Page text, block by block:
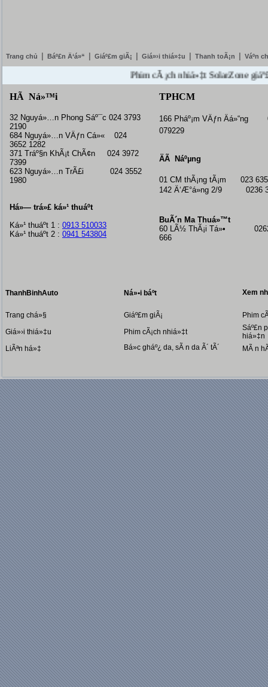
Trang chủ Báº£n Ä‘á»“ Giáº£m giÃ¡ Giá»›i thiá»‡u Thanh toÃ¡n Váº­n
Phim cÃ¡ch nhiá»‡t SolarZone giáº£m
HÃ Ná»™i
32 Nguyá»…n Phong Sáº¯c 024 3793
2190
684 Nguyá»…n VÄƒn Cá»« 024
3652 1282
371 Tráº§n KhÃ¡t ChÃ¢n 024 3972
7399
623 Nguyá»…n TrÃ£i 024 3552
1980
Há»— trá»£ ká»¹ thuáº­t
Ká»¹ thuáº­t 1 : 0913 510033
Ká»¹ thuáº­t 2 : 0941 543804
TPHCM
166 Pháº¡m VÄƒn Äá»“ng
079229
ÄÃ Náºµng
01 CM thÃ¡ng tÃ¡m 023
142 Ä‘Æ°á»ng 2/9 0236
BuÃ´n Ma Thuá»™t
60 LÃ½ ThÃ¡i Tá»• 0262
666
ThanhBinhAuto
Trang chá»§
Giá»›i thiá»‡u
LiÃªn há»‡
Ná»•i báº­t
Giáº£m giÃ¡
Phim cÃ¡ch nhiá»‡t
Bá»c gháº¿ da, sÃ n da Ã´ tÃ´
Xem
Phim
Sáº£n
hiá»‡n
MÃ n